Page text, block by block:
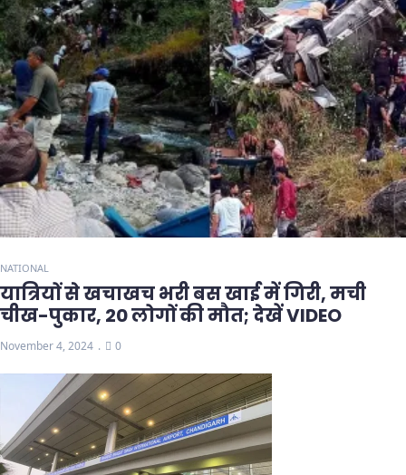
NATIONAL
यात्रियों से खचाखच भरी बस खाई में गिरी, मची
चीख-पुकार, 20 लोगों की मौत; देखें VIDEO
November 4, 2024 0